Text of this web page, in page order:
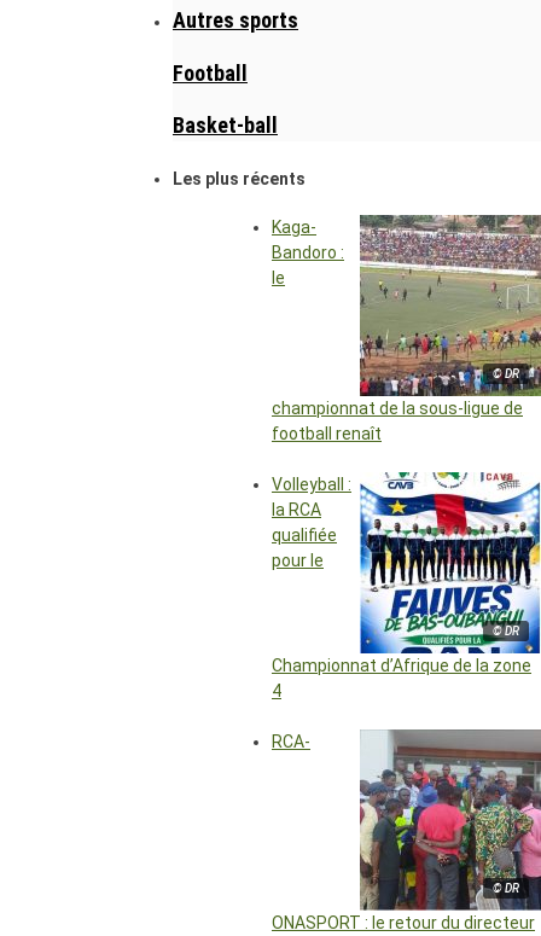
Autres sports
Football
Basket-ball
Les plus récents
© DR
Kaga-
Bandoro :
le
championnat de la sous-ligue de
football renaît
© DR
Volleyball :
la RCA
qualifiée
pour le
Championnat d’Afrique de la zone
4
© DR
RCA-
ONASPORT : le retour du directeur